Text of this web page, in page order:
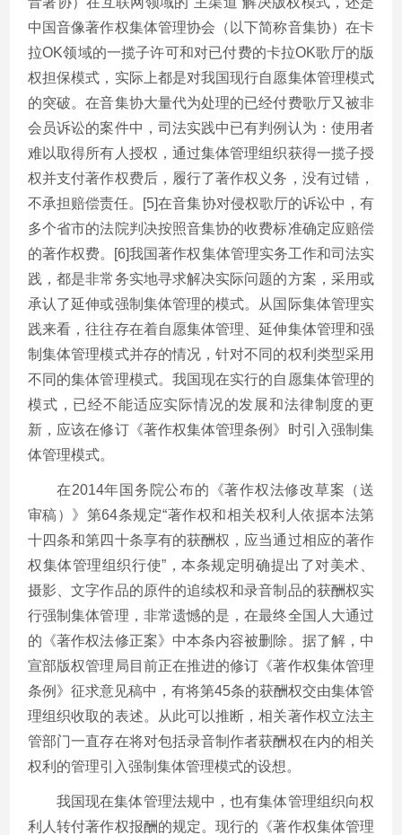
中国音像著作权集体管理协会（以下简称音集协）在卡
拉OK领域的一揽子许可和对已付费的卡拉OK歌厅的版
权担保模式，实际上都是对我国现行自愿集体管理模式
的突破。在音集协大量代为处理的已经付费歌厅又被非
会员诉讼的案件中，司法实践中已有判例认为：使用者
难以取得所有人授权，通过集体管理组织获得一揽子授
权并支付著作权费后，履行了著作权义务，没有过错，
不承担赔偿责任。[5]在音集协对侵权歌厅的诉讼中，有
多个省市的法院判决按照音集协的收费标准确定应赔偿
的著作权费。[6]我国著作权集体管理实务工作和司法实
践，都是非常务实地寻求解决实际问题的方案，采用或
承认了延伸或强制集体管理的模式。从国际集体管理实
践来看，往往存在着自愿集体管理、延伸集体管理和强
制集体管理模式并存的情况，针对不同的权利类型采用
不同的集体管理模式。我国现在实行的自愿集体管理的
模式，已经不能适应实际情况的发展和法律制度的更
新，应该在修订《著作权集体管理条例》时引入强制集
体管理模式。
在2014年国务院公布的《著作权法修改草案（送
审稿）》第64条规定“著作权和相关权利人依据本法第
十四条和第四十条享有的获酬权，应当通过相应的著作
权集体管理组织行使”，本条规定明确提出了对美术、
摄影、文字作品的原件的追续权和录音制品的获酬权实
行强制集体管理，非常遗憾的是，在最终全国人大通过
的《著作权法修正案》中本条内容被删除。据了解，中
宣部版权管理局目前正在推进的修订《著作权集体管理
条例》征求意见稿中，有将第45条的获酬权交由集体管
理组织收取的表述。从此可以推断，相关著作权立法主
管部门一直存在将对包括录音制作者获酬权在内的相关
权利的管理引入强制集体管理模式的设想。
我国现在集体管理法规中，也有集体管理组织向权
利人转付著作权报酬的规定。现行的《著作权集体管理